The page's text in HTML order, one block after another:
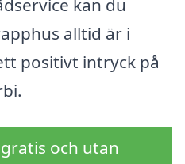
kan du
alltid är i
positivt intryck på
och utan